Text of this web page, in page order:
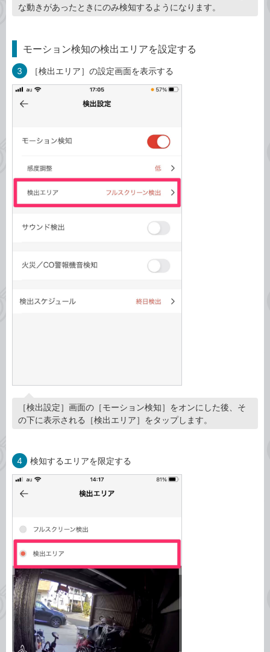
な動きがあったときにのみ検知するようになります。
モーション検知の検出エリアを設定する
3 ［検出エリア］の設定画面を表示する
［検出設定］画面の［モーション検知］をオンにした後、そ
の下に表示される［検出エリア］をタップします。
4 検知するエリアを限定する